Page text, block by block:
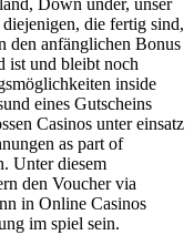
Down under, unser
die fertig sind,
den anfänglichen Bonus
ist und bleibt noch
inside
eines Gutscheins
Casinos unter einsatz
as part of
Unter diesem
den Voucher via
in Online Casinos
im spiel sein.